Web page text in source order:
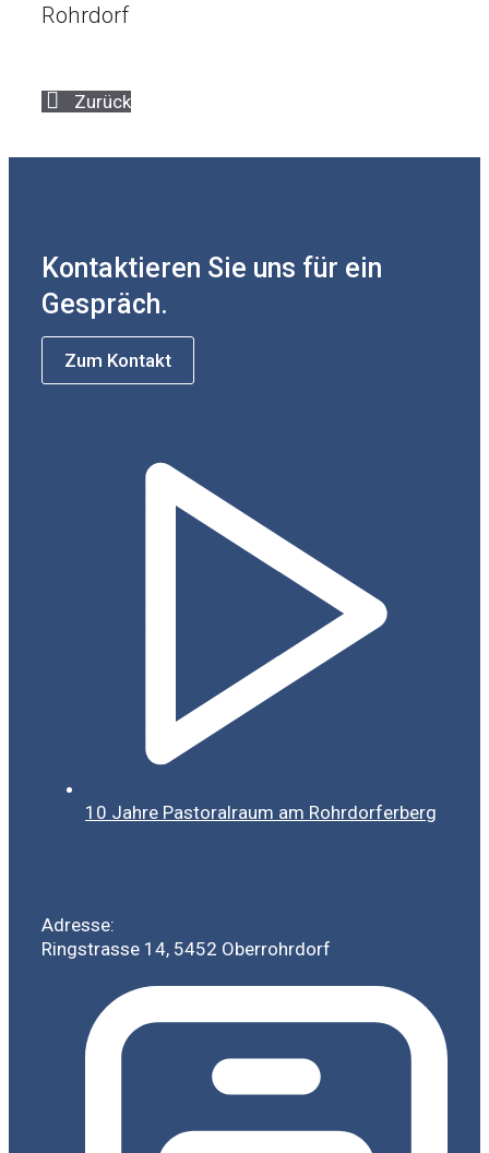
Rohrdorf
Zurück
Kontaktieren Sie uns für ein
Gespräch.
Zum Kontakt
10 Jahre Pastoralraum am Rohrdorferberg
Adresse:
Ringstrasse 14, 5452 Oberrohrdorf